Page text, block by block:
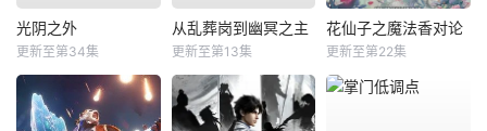
光阴之外
更新至第34集
从乱葬岗到幽冥之主
更新至第13集
花仙子之魔法香对论
更新至第22集